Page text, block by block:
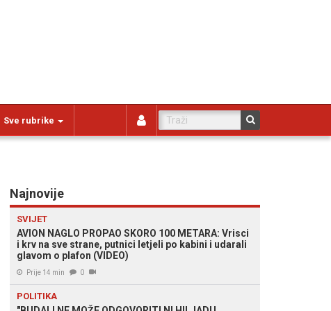
Sve rubrike
Najnovije
SVIJET
AVION NAGLO PROPAO SKORO 100 METARA: Vrisci
i krv na sve strane, putnici letjeli po kabini i udarali
glavom o plafon (VIDEO)
Prije 14 min 0
POLITIKA